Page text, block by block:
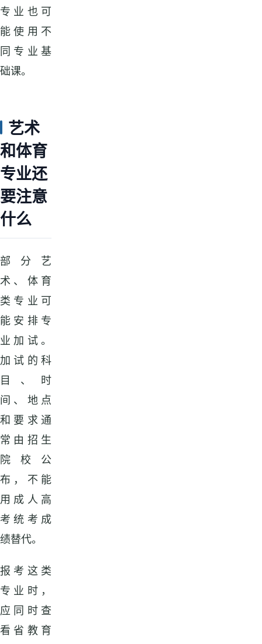
专业也可
能使用不
同专业基
础课。
艺术
和体育
专业还
要注意
什么
部分艺
术、体育
类专业可
能安排专
业加试。
加试的科
目、时
间、地点
和要求通
常由招生
院校公
布，不能
用成人高
考统考成
绩替代。
报考这类
专业时，
应同时查
看省教育